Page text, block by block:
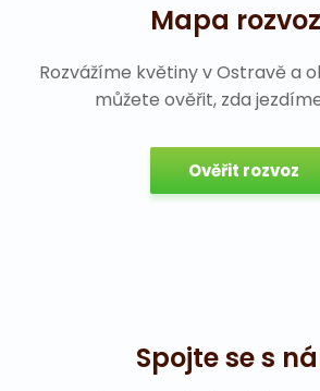
Mapa
Rozvážíme květiny v Ostravě a
můžete ověřit, zda
Ověřit rozvoz
Spojte se s